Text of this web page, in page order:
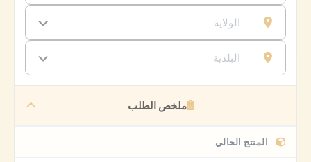
ملخص الطلب
المنتج الحالي